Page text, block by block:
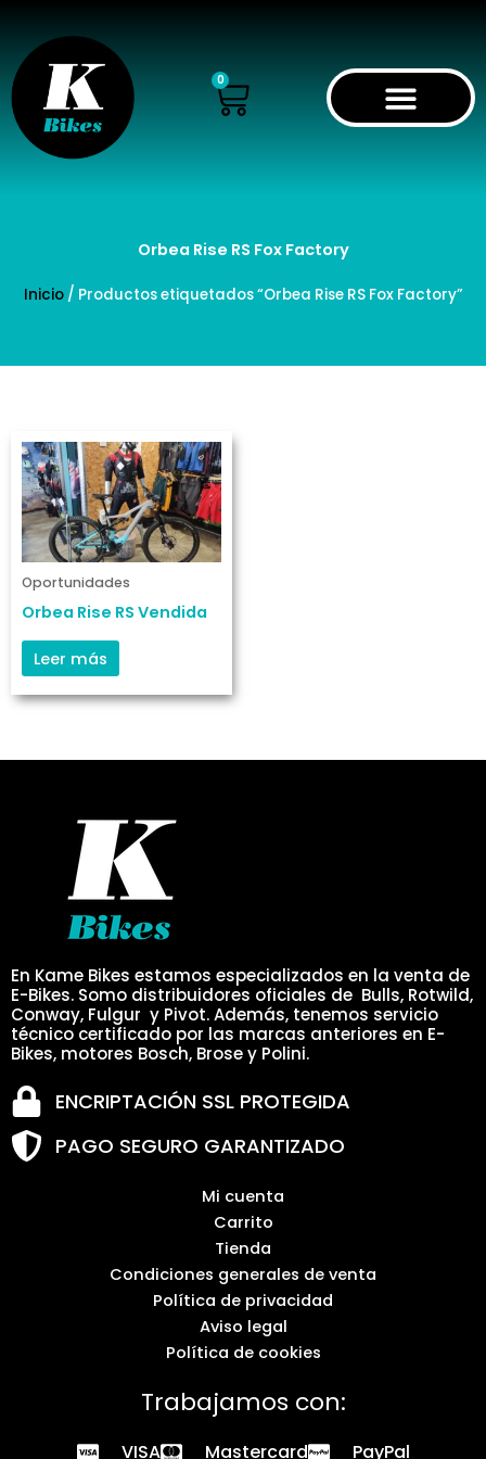
contenido
0
Cart
Orbea Rise RS Fox Factory
Inicio/ Productos etiquetados “Orbea Rise RS Fox Factory”
Oportunidades
Orbea Rise RS Vendida
Leer más
En Kame Bikes estamos especializados en la venta de
E-Bikes. Somo distribuidores oficiales de Bulls, Rotwild,
Conway, Fulgur y Pivot. Además, tenemos servicio
técnico certificado por las marcas anteriores en E-
Bikes, motores Bosch, Brose y Polini.
ENCRIPTACIÓN SSL PROTEGIDA
PAGO SEGURO GARANTIZADO
Mi cuenta
Carrito
Tienda
Condiciones generales de venta
Política de privacidad
Aviso legal
Política de cookies
Trabajamos con:
VISA Mastercard PayPal